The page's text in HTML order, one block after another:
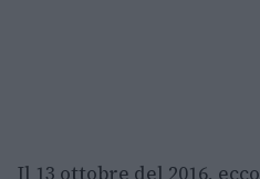
Il 13 ottobre del 2016, ecco